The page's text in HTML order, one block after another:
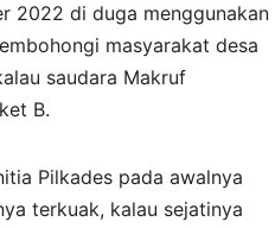
2022 di duga menggunakan
masyarakat desa
saudara Makruf
B.
Pilkades pada awalnya
terkuak, kalau sejatinya